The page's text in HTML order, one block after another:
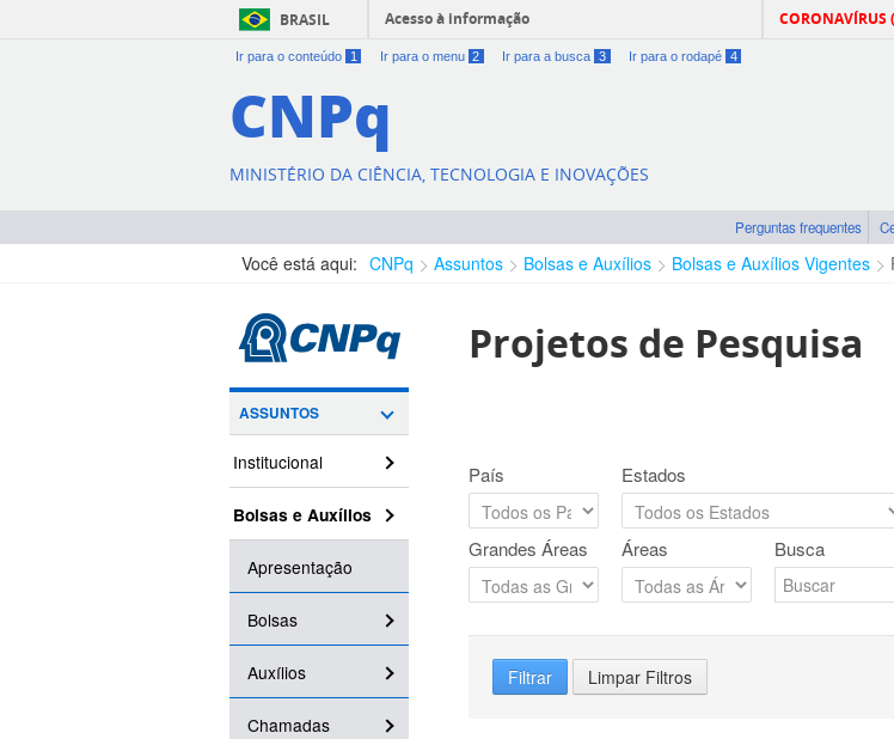
BRASIL Acesso à informação CORONAVÍRUS
Ir para o conteúdo 1 Ir para o menu 2 Ir para a busca 3 Ir para o rodapé 4
CNPq
MINISTÉRIO DA CIÊNCIA, TECNOLOGIA E INOVAÇÕES
Perguntas frequentes
Você está aqui: CNPq Assuntos Bolsas e Auxílios Bolsas e Auxílios Vigentes
ASSUNTOS
Institucional
Bolsas e Auxílios
Apresentação
Bolsas
Auxílios
Chamadas
Projetos de Pesquisa
País Estados
Grandes Áreas Áreas Busca
Filtrar Limpar Filtros